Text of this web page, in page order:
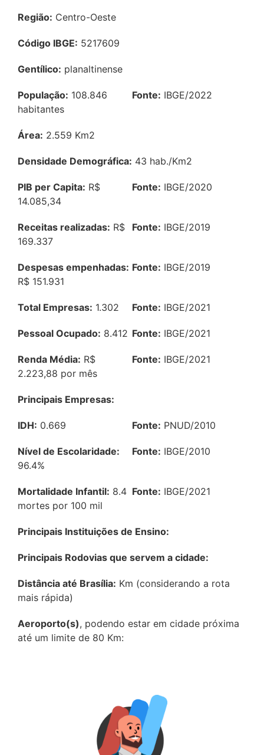
Região: Centro-Oeste
Código IBGE: 5217609
Gentílico: planaltinense
População: 108.846
habitantes
Fonte: IBGE/2022
Área: 2.559 Km2
Densidade Demográfica: 43 hab./Km2
PIB per Capita: R$
14.085,34
Fonte: IBGE/2020
Receitas realizadas: R$
169.337
Fonte: IBGE/2019
Despesas empenhadas:
R$ 151.931
Fonte: IBGE/2019
Total Empresas: 1.302 Fonte: IBGE/2021
Pessoal Ocupado: 8.412 Fonte: IBGE/2021
Renda Média: R$
2.223,88 por mês
Fonte: IBGE/2021
Principais Empresas:
IDH: 0.669 Fonte: PNUD/2010
Nível de Escolaridade:
96.4%
Fonte: IBGE/2010
Mortalidade Infantil: 8.4
mortes por 100 mil
Fonte: IBGE/2021
Principais Instituições de Ensino:
Principais Rodovias que servem a cidade:
Distância até Brasília: Km (considerando a rota
mais rápida)
Aeroporto(s), podendo estar em cidade próxima
até um limite de 80 Km: